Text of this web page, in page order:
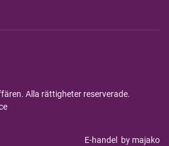
Alla rättigheter reserverade.
E-handel by majako